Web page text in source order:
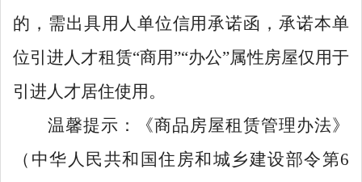
的，需出具用人单位信用承诺函，承诺本单
位引进人才租赁“商用”“办公”属性房屋仅用于
引进人才居住使用。
温馨提示：《商品房屋租赁管理办法》
（中华人民共和国住房和城乡建设部令第6